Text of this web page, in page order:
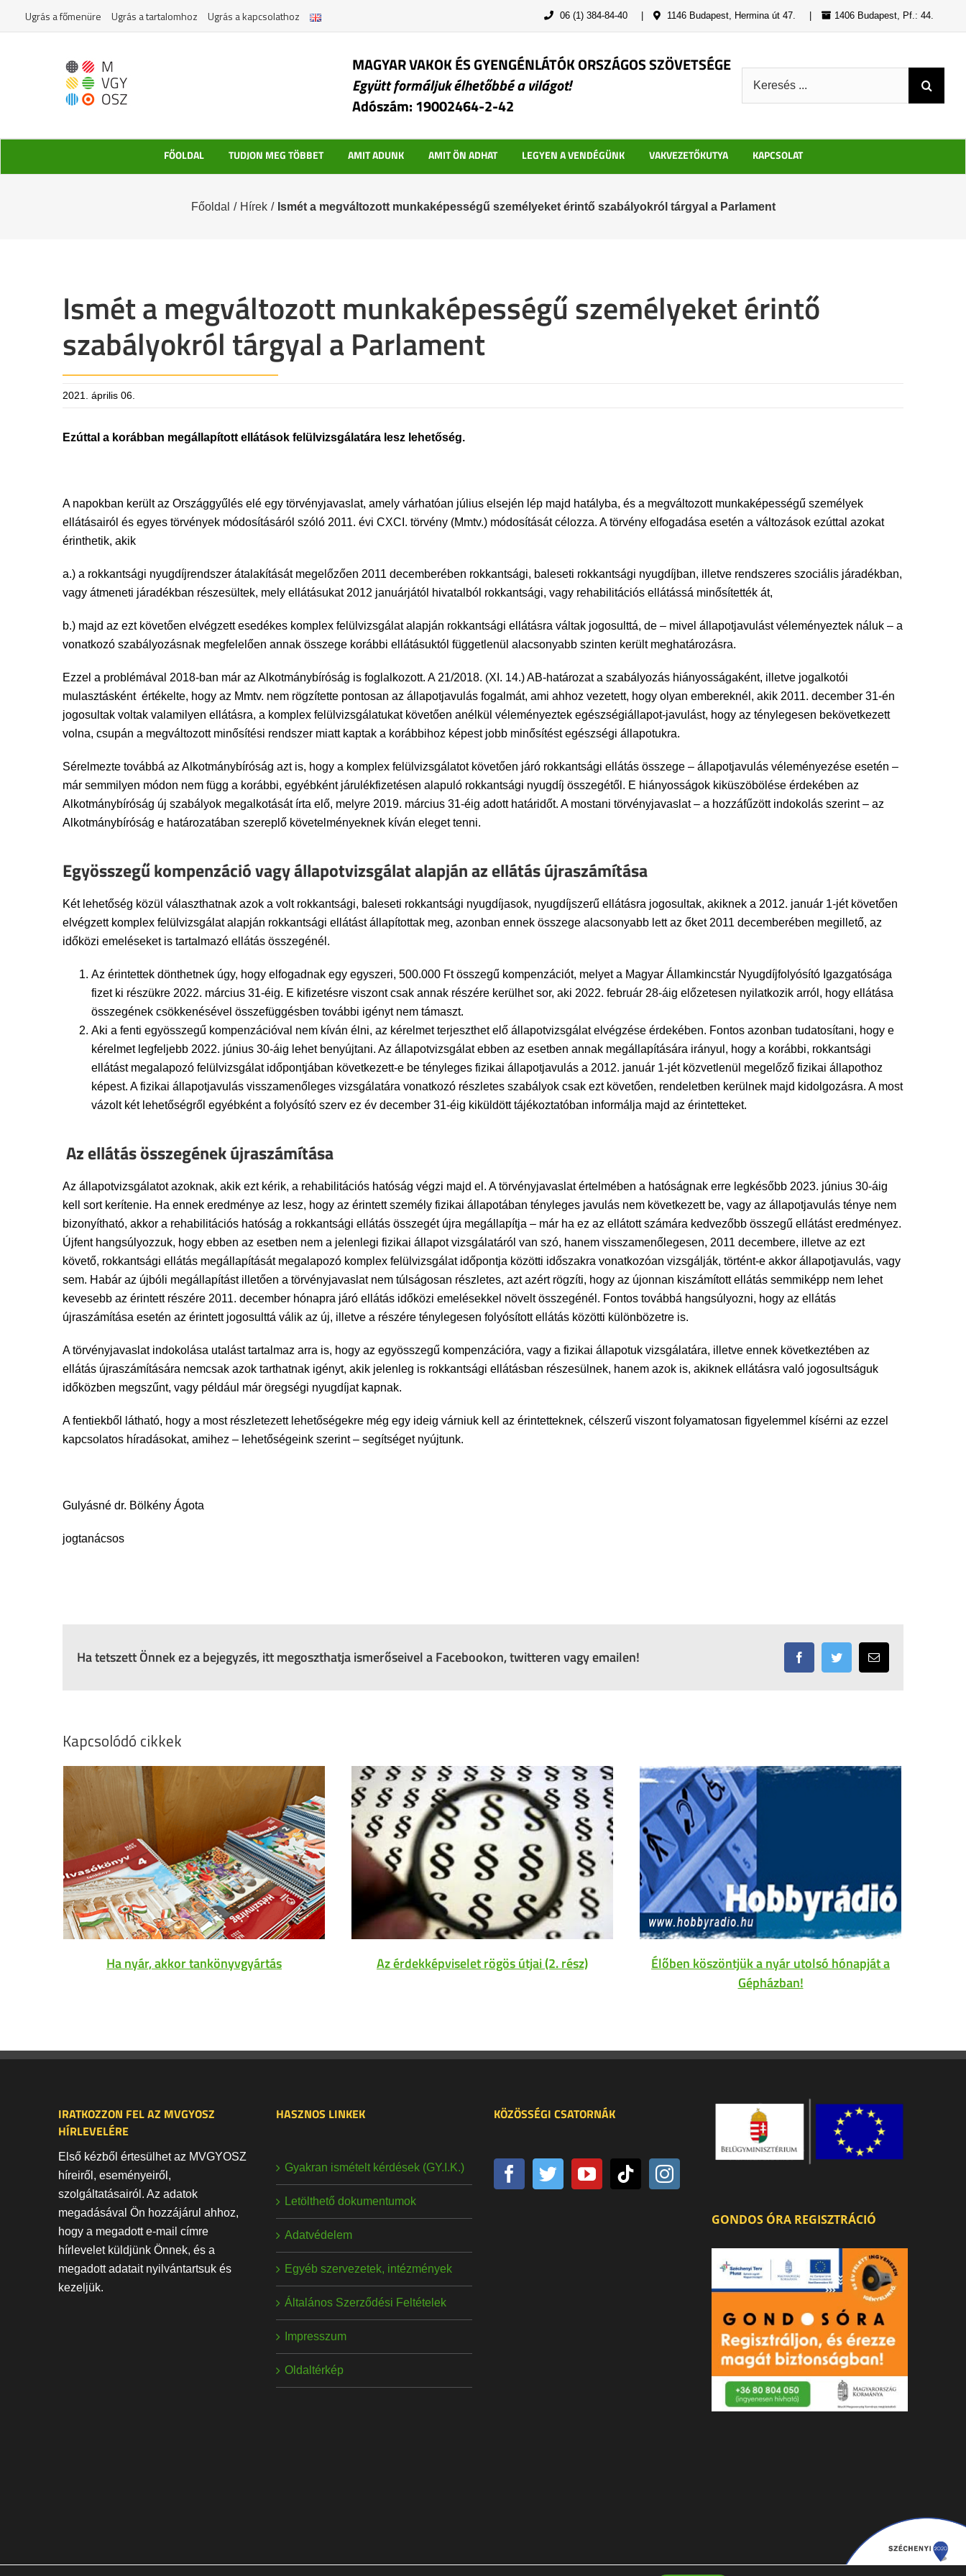
Ugrás a főmenüre Ugrás a tartalomhoz Ugrás a kapcsolathoz 06 (1) 384-84-40 1146 Budapest, Hermina út 47. 1406 Budapest, Pf.: 44.
MAGYAR VAKOK ÉS GYENGÉNLÁTÓK ORSZÁGOS SZÖVETSÉGE
Együtt formáljuk élhetőbbé a világot!
Adószám: 19002464-2-42
FŐOLDAL TUDJON MEG TÖBBET AMIT ADUNK AMIT ÖN ADHAT LEGYEN A VENDÉGÜNK VAKVEZETŐKUTYA KAPCSOLAT
Főoldal / Hírek / Ismét a megváltozott munkaképességű személyeket érintő szabályokról tárgyal a Parlament
Ismét a megváltozott munkaképességű személyeket érintő
szabályokról tárgyal a Parlament
2021. április 06.
Ezúttal a korábban megállapított ellátások felülvizsgálatára lesz lehetőség.
A napokban került az Országgyűlés elé egy törvényjavaslat, amely várhatóan július elsején lép majd hatályba, és a megváltozott munkaképességű személyek
ellátásairól és egyes törvények módosításáról szóló 2011. évi CXCI. törvény (Mmtv.) módosítását célozza. A törvény elfogadása esetén a változások ezúttal azokat
érinthetik, akik
a.) a rokkantsági nyugdíjrendszer átalakítását megelőzően 2011 decemberében rokkantsági, baleseti rokkantsági nyugdíjban, illetve rendszeres szociális járadékban,
vagy átmeneti járadékban részesültek, mely ellátásukat 2012 januárjától hivatalból rokkantsági, vagy rehabilitációs ellátássá minősítették át,
b.) majd az ezt követően elvégzett esedékes komplex felülvizsgálat alapján rokkantsági ellátásra váltak jogosulttá, de – mivel állapotjavulást véleményeztek náluk – a
vonatkozó szabályozásnak megfelelően annak összege korábbi ellátásuktól függetlenül alacsonyabb szinten került meghatározásra.
Ezzel a problémával 2018-ban már az Alkotmánybíróság is foglalkozott. A 21/2018. (XI. 14.) AB-határozat a szabályozás hiányosságaként, illetve jogalkotói
mulasztásként értékelte, hogy az Mmtv. nem rögzítette pontosan az állapotjavulás fogalmát, ami ahhoz vezetett, hogy olyan embereknél, akik 2011. december 31-én
jogosultak voltak valamilyen ellátásra, a komplex felülvizsgálatukat követően anélkül véleményeztek egészségiállapot-javulást, hogy az ténylegesen bekövetkezett
volna, csupán a megváltozott minősítési rendszer miatt kaptak a korábbihoz képest jobb minősítést egészségi állapotukra.
Sérelmezte továbbá az Alkotmánybíróság azt is, hogy a komplex felülvizsgálatot követően járó rokkantsági ellátás összege – állapotjavulás véleményezése esetén –
már semmilyen módon nem függ a korábbi, egyébként járulékfizetésen alapuló rokkantsági nyugdíj összegétől. E hiányosságok kiküszöbölése érdekében az
Alkotmánybíróság új szabályok megalkotását írta elő, melyre 2019. március 31-éig adott határidőt. A mostani törvényjavaslat – a hozzáfűzött indokolás szerint – az
Alkotmánybíróság e határozatában szereplő követelményeknek kíván eleget tenni.
Egyösszegű kompenzáció vagy állapotvizsgálat alapján az ellátás újraszámítása
Két lehetőség közül választhatnak azok a volt rokkantsági, baleseti rokkantsági nyugdíjasok, nyugdíjszerű ellátásra jogosultak, akiknek a 2012. január 1-jét követően
elvégzett komplex felülvizsgálat alapján rokkantsági ellátást állapítottak meg, azonban ennek összege alacsonyabb lett az őket 2011 decemberében megillető, az
időközi emeléseket is tartalmazó ellátás összegénél.
Az érintettek dönthetnek úgy, hogy elfogadnak egy egyszeri, 500.000 Ft összegű kompenzációt, melyet a Magyar Államkincstár Nyugdíjfolyósító Igazgatósága
fizet ki részükre 2022. március 31-éig. E kifizetésre viszont csak annak részére kerülhet sor, aki 2022. február 28-áig előzetesen nyilatkozik arról, hogy ellátása
összegének csökkenésével összefüggésben további igényt nem támaszt.
Aki a fenti egyösszegű kompenzációval nem kíván élni, az kérelmet terjeszthet elő állapotvizsgálat elvégzése érdekében. Fontos azonban tudatosítani, hogy e
kérelmet legfeljebb 2022. június 30-áig lehet benyújtani. Az állapotvizsgálat ebben az esetben annak megállapítására irányul, hogy a korábbi, rokkantsági
ellátást megalapozó felülvizsgálat időpontjában következett-e be tényleges fizikai állapotjavulás a 2012. január 1-jét közvetlenül megelőző fizikai állapothoz
képest. A fizikai állapotjavulás visszamenőleges vizsgálatára vonatkozó részletes szabályok csak ezt követően, rendeletben kerülnek majd kidolgozásra. A most
vázolt két lehetőségről egyébként a folyósító szerv ez év december 31-éig kiküldött tájékoztatóban informálja majd az érintetteket.
Az ellátás összegének újraszámítása
Az állapotvizsgálatot azoknak, akik ezt kérik, a rehabilitációs hatóság végzi majd el. A törvényjavaslat értelmében a hatóságnak erre legkésőbb 2023. június 30-áig
kell sort kerítenie. Ha ennek eredménye az lesz, hogy az érintett személy fizikai állapotában tényleges javulás nem következett be, vagy az állapotjavulás ténye nem
bizonyítható, akkor a rehabilitációs hatóság a rokkantsági ellátás összegét újra megállapítja – már ha ez az ellátott számára kedvezőbb összegű ellátást eredményez.
Újfent hangsúlyozzuk, hogy ebben az esetben nem a jelenlegi fizikai állapot vizsgálatáról van szó, hanem visszamenőlegesen, 2011 decembere, illetve az ezt
követő, rokkantsági ellátás megállapítását megalapozó komplex felülvizsgálat időpontja közötti időszakra vonatkozóan vizsgálják, történt-e akkor állapotjavulás, vagy
sem. Habár az újbóli megállapítást illetően a törvényjavaslat nem túlságosan részletes, azt azért rögzíti, hogy az újonnan kiszámított ellátás semmiképp nem lehet
kevesebb az érintett részére 2011. december hónapra járó ellátás időközi emelésekkel növelt összegénél. Fontos továbbá hangsúlyozni, hogy az ellátás
újraszámítása esetén az érintett jogosulttá válik az új, illetve a részére ténylegesen folyósított ellátás közötti különbözetre is.
A törvényjavaslat indokolása utalást tartalmaz arra is, hogy az egyösszegű kompenzációra, vagy a fizikai állapotuk vizsgálatára, illetve ennek következtében az
ellátás újraszámítására nemcsak azok tarthatnak igényt, akik jelenleg is rokkantsági ellátásban részesülnek, hanem azok is, akiknek ellátásra való jogosultságuk
időközben megszűnt, vagy például már öregségi nyugdíjat kapnak.
A fentiekből látható, hogy a most részletezett lehetőségekre még egy ideig várniuk kell az érintetteknek, célszerű viszont folyamatosan figyelemmel kísérni az ezzel
kapcsolatos híradásokat, amihez – lehetőségeink szerint – segítséget nyújtunk.
Gulyásné dr. Bölkény Ágota
jogtanácsos
Ha tetszett Önnek ez a bejegyzés, itt megoszthatja ismerőseivel a Facebookon, twitteren vagy emailen! FacebookTwitter Email:
Kapcsolódó cikkek
Ha nyár, akkor tankönyvgyártás Az érdekképviselet rögös útjai (2. rész)
Élőben köszöntjük a nyár utolsó hónapját a
Gépházban!
IRATKOZZON FEL AZ MVGYOSZ
HÍRLEVELÉRE
Első kézből értesülhet az MVGYOSZ
híreiről, eseményeiről,
szolgáltatásairól. Az adatok
megadásával Ön hozzájárul ahhoz,
hogy a megadott e-mail címre
hírlevelet küldjünk Önnek, és a
megadott adatait nyilvántartsuk és
kezeljük.
HASZNOS LINKEK
Gyakran ismételt kérdések (GY.I.K.)
Letölthető dokumentumok
Adatvédelem
Egyéb szervezetek, intézmények
Általános Szerződési Feltételek
Impresszum
Oldaltérkép
KÖZÖSSÉGI CSATORNÁK
GONDOS ÓRA REGISZTRÁCIÓ